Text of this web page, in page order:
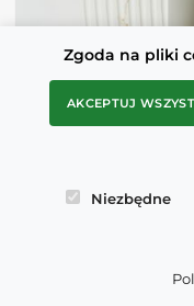
Museum DUAL
PŁYTKI STRUKTURALNE
Zgoda na pliki
AKCEPTUJ
Niezbędne